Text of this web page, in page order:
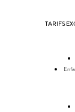
TARIFS